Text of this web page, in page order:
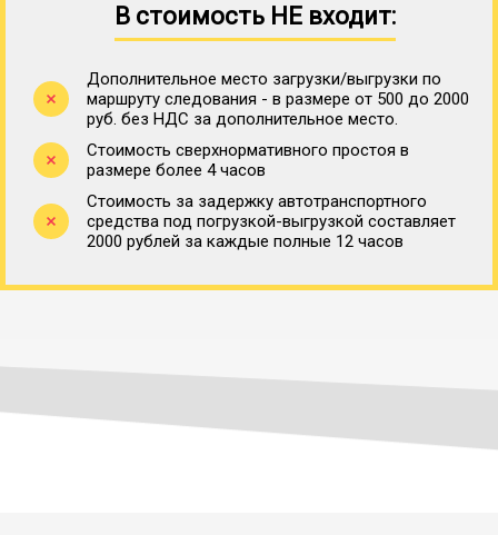
В стоимость НЕ входит:
Дополнительное место загрузки/выгрузки по
маршруту следования - в размере от 500 до 2000
руб. без НДС за дополнительное место.
Стоимость сверхнормативного простоя в
размере более 4 часов
Стоимость за задержку автотранспортного
средства под погрузкой-выгрузкой составляет
2000 рублей за каждые полные 12 часов